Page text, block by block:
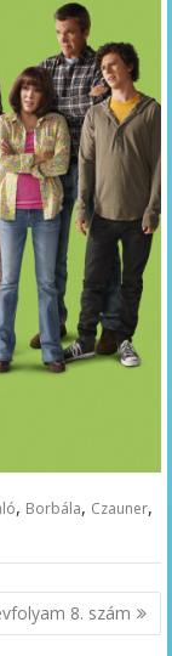
, Borbála, Czauner,
8. szám